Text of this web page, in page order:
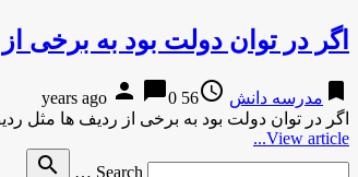
اگر در توان دولت بود به برخی
bookmark مدرسه دانش access_time
56 years ago
person chat_bubble0
اگر در توان دولت بود به برخی از ردیف ها مثل
View article...
Search …
search